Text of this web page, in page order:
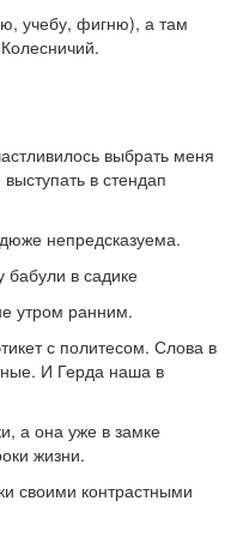
учебу, фигню), а там
выбрать меня
в стендап
непредсказуема.
бабули в садике
утром ранним.
с политесом. Слова в
И Герда наша в
а она уже в замке
жизни.
своими контрастными